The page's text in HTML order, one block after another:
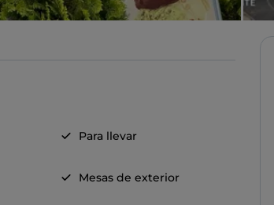
Para llevar
Mesas de exterior